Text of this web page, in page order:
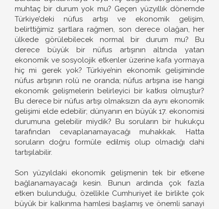
muhtaç bir durum yok mu? Geçen yüzyıllık dönemde
Türkiye’deki nüfus artışı ve ekonomik gelişim,
belirttiğimiz şartlara rağmen, son derece olağan, her
ülkede görülebilecek normal bir durum mu? Bu
derece büyük bir nüfus artışının altında yatan
ekonomik ve sosyolojik etkenler üzerine kafa yormaya
hiç mi gerek yok? Türkiye’nin ekonomik gelişiminde
nüfus artışının rolü ne oranda; nüfus artışına ise hangi
ekonomik gelişmelerin belirleyici bir katkısı olmuştur?
Bu derece bir nüfus artışı olmaksızın da aynı ekonomik
gelişimi elde edebilir; dünyanın en büyük 17. ekonomisi
durumuna gelebilir miydik? Bu soruların bir hukukçu
tarafından cevaplanamayacağı muhakkak. Hatta
soruların doğru formüle edilmiş olup olmadığı dahi
tartışılabilir.
Son yüzyıldaki ekonomik gelişmenin tek bir etkene
bağlanamayacağı kesin. Bunun ardında çok fazla
etken bulunduğu, özellikle Cumhuriyet ile birlikte çok
büyük bir kalkınma hamlesi başlamış ve önemli sanayi